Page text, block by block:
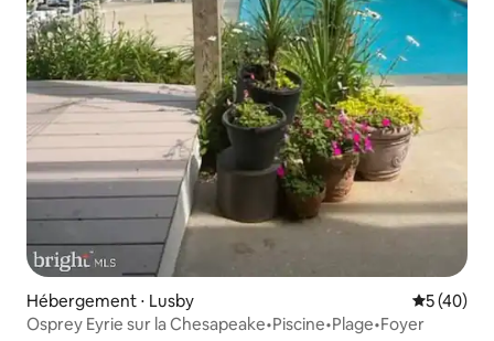
Hébergement ⋅ Lusby
5 (40)
Osprey Eyrie sur la Chesapeake•Piscine•Plage•Foyer